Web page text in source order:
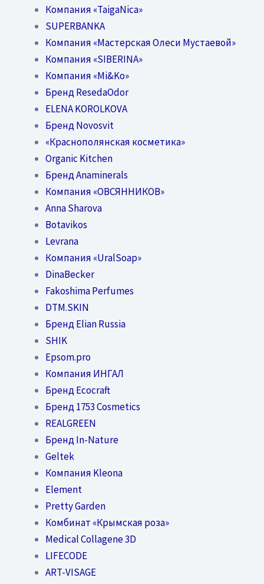
Компания «TaigaNica»
SUPERBANKA
Компания «Мастерская Олеси Мустаевой»
Компания «SIBERINA»
Компания «Mi&Ko»
Бренд ResedaOdor
ELENA KOROLKOVA
Бренд Novosvit
«Краснополянская косметика»
Organic Kitchen
Бренд Anaminerals
Компания «ОВСЯННИКОВ»
Anna Sharova
Botavikos
Levrana
Компания «UralSoap»
DinaBecker
Fakoshima Perfumes
DTM.SKIN
Бренд Elian Russia
SHIK
Epsom.pro
Компания ИНГАЛ
Бренд Ecocraft
Бренд 1753 Cosmetics
REALGREEN
Бренд In-Nature
Geltek
Компания Kleona
Element
Pretty Garden
Комбинат «Крымская роза»
Medical Collagene 3D
LIFECODE
ART-VISAGE